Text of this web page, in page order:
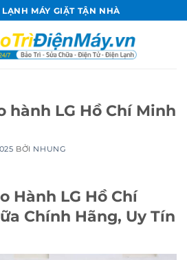
LẠNH MÁY GIẶT TẬN NHÀ
hành LG Hồ Chí Minh
BỞI NHUNG
Hành LG Hồ Chí
Chính Hãng, Uy Tín